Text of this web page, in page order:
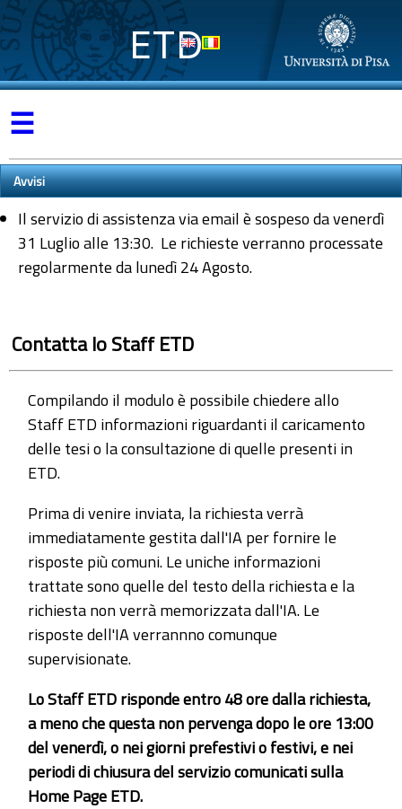
ETD
☰
Avvisi
Il servizio di assistenza via email è sospeso da venerdì
31 Luglio alle 13:30. Le richieste verranno processate
regolarmente da lunedì 24 Agosto.
Contatta lo Staff ETD
Compilando il modulo è possibile chiedere allo
Staff ETD informazioni riguardanti il caricamento
delle tesi o la consultazione di quelle presenti in
ETD.
Prima di venire inviata, la richiesta verrà
immediatamente gestita dall'IA per fornire le
risposte più comuni. Le uniche informazioni
trattate sono quelle del testo della richiesta e la
richiesta non verrà memorizzata dall'IA. Le
risposte dell'IA verrannno comunque
supervisionate.
Lo Staff ETD risponde entro 48 ore dalla richiesta,
a meno che questa non pervenga dopo le ore 13:00
del venerdì, o nei giorni prefestivi o festivi, e nei
periodi di chiusura del servizio comunicati sulla
Home Page ETD.